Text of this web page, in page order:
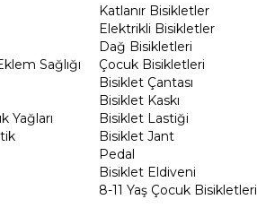
Sağlığı
Yağları
Katlanır Bisikletler
Elektrikli Bisikletler
Dağ Bisikletleri
Çocuk Bisikletleri
Bisiklet Çantası
Bisiklet Kaskı
Bisiklet Lastiği
Bisiklet Jant
Pedal
Bisiklet Eldiveni
8-11 Yaş Çocuk Bisikletleri